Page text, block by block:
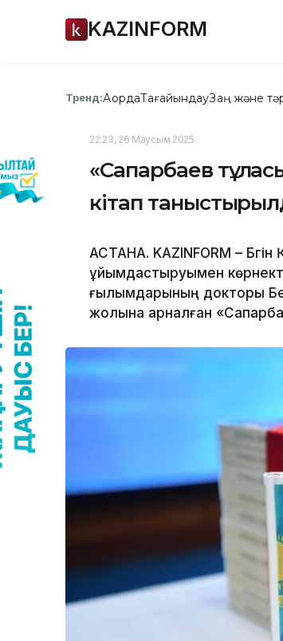
KAZINFORM
Тренд:АқордаТағайындауЗаң және
22:23, 26 Маусым 2025
«Сапарбаев
кітап
АСТАНА. KAZINFORM – Бүгін
ұйымдастыруымен
ғылымдарының докторы
жолына арналған